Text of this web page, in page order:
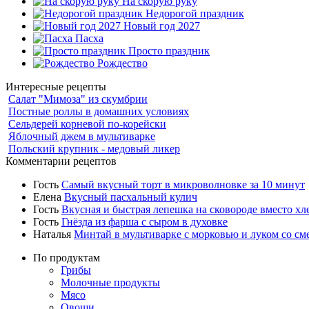
Недорогой праздник
Новый год 2027
Пасха
Просто праздник
Рождество
Интересные рецепты
Салат "Мимоза" из скумбрии
Постные роллы в домашних условиях
Сельдерей корневой по-корейски
Яблочный джем в мультиварке
Польский крупник - медовый ликер
Комментарии рецептов
Гость Самый вкусный торт в микроволновке за 10 минут
Елена Вкусный пасхальный кулич
Гость Вкусная и быстрая лепешка на сковороде вместо
Гость Гнёзда из фарша с сыром в духовке
Наталья Минтай в мультиварке с морковью и луком со
По продуктам
Грибы
Молочные продукты
Мясо